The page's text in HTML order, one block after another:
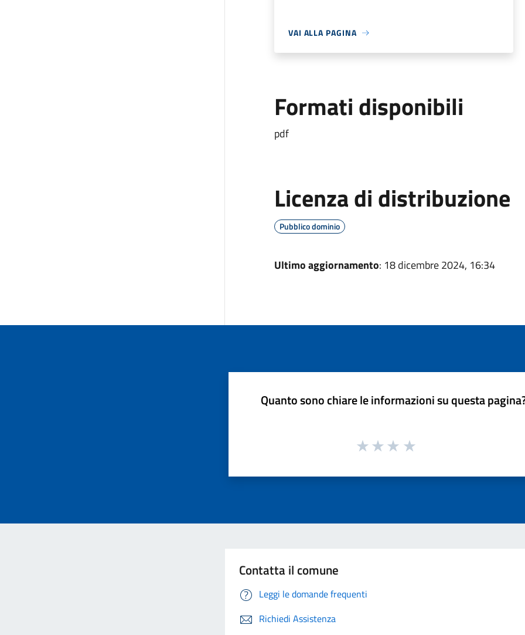
VAI ALLA PAGINA
Formati disponibili
pdf
Licenza di distribuzione
Pubblico dominio
Ultimo aggiornamento: 18 dicembre 2024, 16:34
Quanto sono chiare le informazioni su questa
Contatta il comune
Leggi le domande frequenti
Richiedi Assistenza